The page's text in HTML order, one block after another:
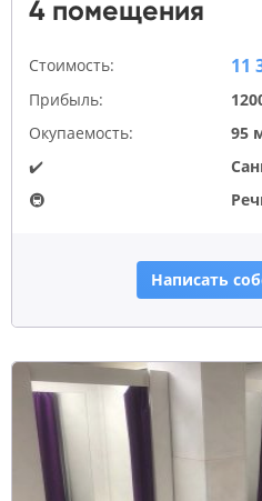
4 помещения
Стоимость: 11
Прибыль:
Окупаемость:
95
✔️
🚇
Написать